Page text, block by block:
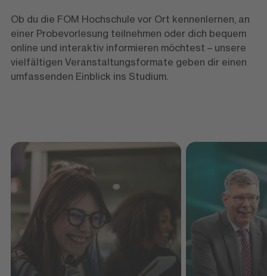
Ob du die FOM Hochschule vor Ort kennenlernen, an
einer Probevorlesung teilnehmen oder dich bequem
online und interaktiv informieren möchtest – unsere
vielfältigen Veranstaltungsformate geben dir einen
umfassenden Einblick ins Studium.